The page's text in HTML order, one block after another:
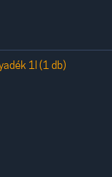
1l (1 db)